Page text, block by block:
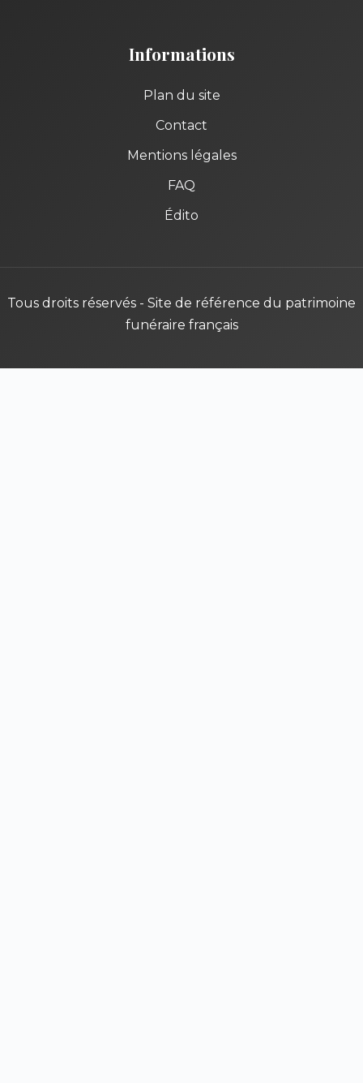
Informations
Plan du site
Contact
Mentions légales
FAQ
Édito
Tous droits réservés - Site de référence du patrimoine
funéraire français